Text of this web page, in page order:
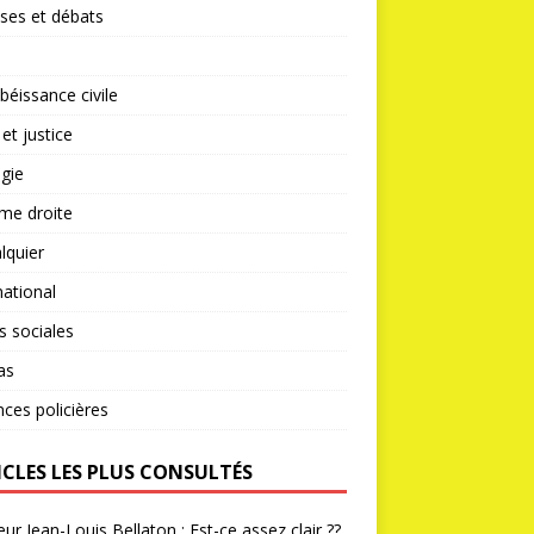
et débats
civile
justice
droite
sociales
policières
LES PLUS CONSULTÉS